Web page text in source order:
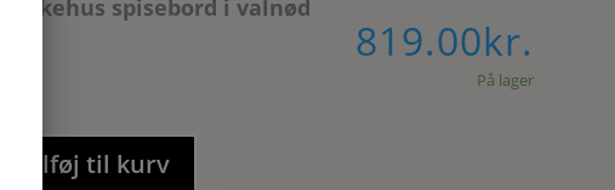
Dukkehus spisebord i valnød
819.00kr.
På lager
Tilføj til kurv